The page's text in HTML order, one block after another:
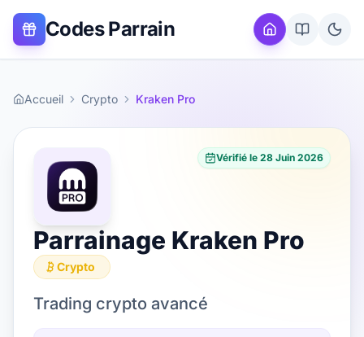
Codes Parrain
Accueil Crypto Kraken Pro
Vérifié le 28 Juin 2026
Parrainage Kraken Pro
Crypto
Trading crypto avancé